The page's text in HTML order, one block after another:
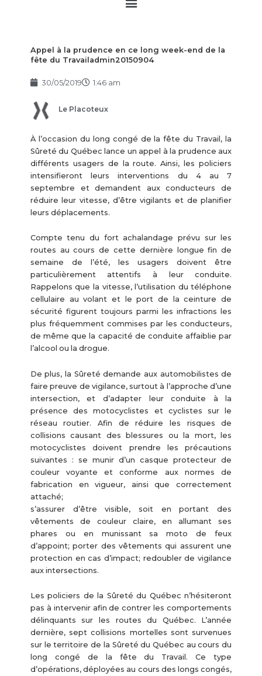
Appel à la prudence en ce long week-end de la
fête du Travailadmin20150904
30/05/2019 1:46 am
Le Placoteux
À l’occasion du long congé de la fête du Travail, la
Sûreté du Québec lance un appel à la prudence aux
différents usagers de la route. Ainsi, les policiers
intensifieront leurs interventions du 4 au 7
septembre et demandent aux conducteurs de
réduire leur vitesse, d’être vigilants et de planifier
leurs déplacements.
Compte tenu du fort achalandage prévu sur les
routes au cours de cette dernière longue fin de
semaine de l’été, les usagers doivent être
particulièrement attentifs à leur conduite.
Rappelons que la vitesse, l’utilisation du téléphone
cellulaire au volant et le port de la ceinture de
sécurité figurent toujours parmi les infractions les
plus fréquemment commises par les conducteurs,
de même que la capacité de conduite affaiblie par
l’alcool ou la drogue.
De plus, la Sûreté demande aux automobilistes de
faire preuve de vigilance, surtout à l’approche d’une
intersection, et d’adapter leur conduite à la
présence des motocyclistes et cyclistes sur le
réseau routier. Afin de réduire les risques de
collisions causant des blessures ou la mort, les
motocyclistes doivent prendre les précautions
suivantes : se munir d’un casque protecteur de
couleur voyante et conforme aux normes de
fabrication en vigueur, ainsi que correctement
attaché;
s’assurer d’être visible, soit en portant des
vêtements de couleur claire, en allumant ses
phares ou en munissant sa moto de feux
d’appoint; porter des vêtements qui assurent une
protection en cas d’impact; redoubler de vigilance
aux intersections.
Les policiers de la Sûreté du Québec n’hésiteront
pas à intervenir afin de contrer les comportements
délinquants sur les routes du Québec. L’année
dernière, sept collisions mortelles sont survenues
sur le territoire de la Sûreté du Québec au cours du
long congé de la fête du Travail. Ce type
d’opérations, déployées au cours des longs congés,